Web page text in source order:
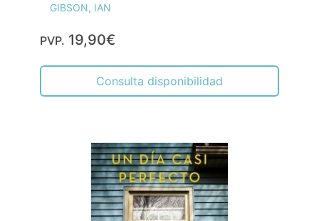
GIBSON, IAN
PVP. 19,90€
Consulta disponibilidad